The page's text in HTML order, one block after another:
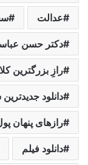
عدالت
دکتر حسن
رازِ بزرگترین
دانلود
رازهای پنهان
دانلود فیلم